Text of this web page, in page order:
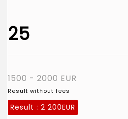
25
1500 - 2000 EUR
Result without fees
Result : 2 200EUR